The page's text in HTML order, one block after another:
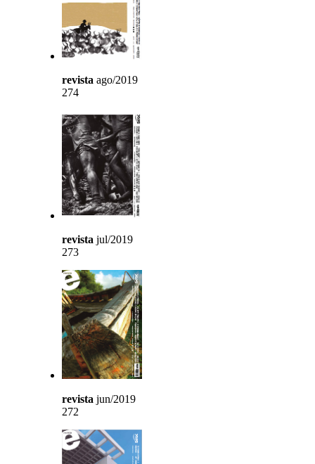
revista ago/2019
274
revista jul/2019
273
revista jun/2019
272